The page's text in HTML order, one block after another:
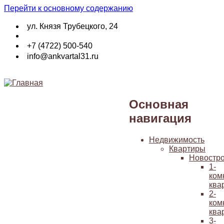
Перейти к основному содержанию
ул. Князя Трубецкого, 24
+7 (4722) 500-540
info@ankvartal31.ru
Основная
навигация
Недвижимость
Квартиры
1-
2-
3-